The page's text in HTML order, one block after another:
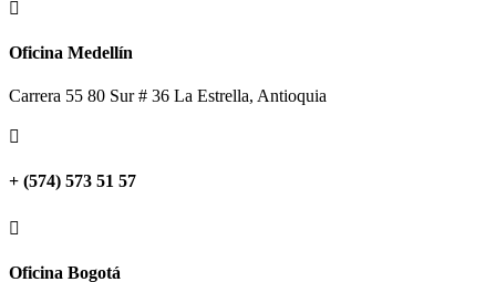

Oficina Medellín
Carrera 55 80 Sur # 36 La Estrella, Antioquia

+ (574) 573 51 57

Oficina Bogotá